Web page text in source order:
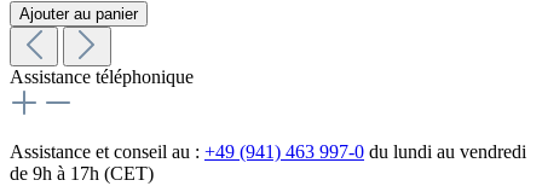
Ajouter au panier
Assistance téléphonique
Assistance et conseil au : +49 (941) 463 997-0 du lundi au vendredi
de 9h à 17h (CET)